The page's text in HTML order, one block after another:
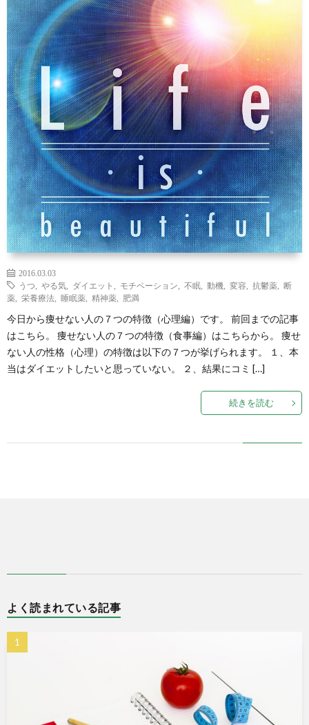
マ
ジ
ン
を
え
る
食
事-
PDF
式
で
販
2016.03.03
うつ
やる気 ダイエット モチベーション 不眠 動機 変容 抗鬱薬
断
薬
栄養療法 睡眠薬 精神薬 肥満
今日から痩せない人の７つの特徴（心理編）です。 前回までの記事
はこちら。 痩せない人の７つの特徴（食事編）はこちらから。 痩せ
ない人の性格（心理）の特徴は以下の７つが挙げられます。 １、本
当はダイエットしたいと思っていない。 ２、結果にコミ […]
続きを読む
よく読まれている記事